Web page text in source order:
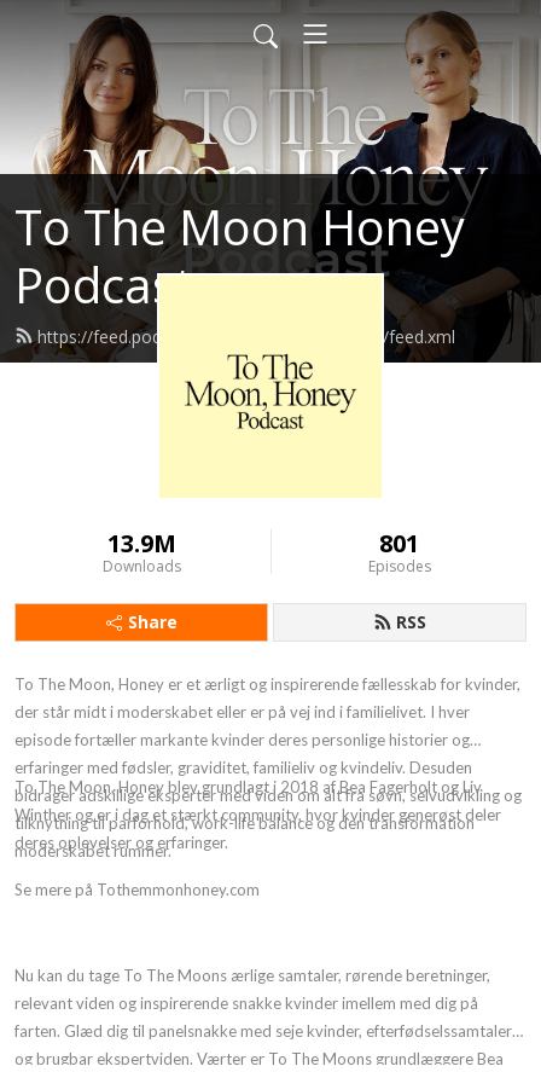
To The Moon Honey
Podcast
https://feed.podbean.com/tothemoonhoney/feed.xml
13.9M
Downloads
801
Episodes
Share RSS
To The Moon, Honey er et ærligt og inspirerende fællesskab for kvinder,
der står midt i moderskabet eller er på vej ind i familielivet. I hver
episode fortæller markante kvinder deres personlige historier og
erfaringer med fødsler, graviditet, familieliv og kvindeliv. Desuden
bidrager adskillige eksperter med viden om alt fra søvn, selvudvikling og
tilknytning til parforhold, work-life balance og den transformation
moderskabet rummer.
To The Moon, Honey blev grundlagt i 2018 af Bea Fagerholt og Liv
Winther og er i dag et stærkt community, hvor kvinder generøst deler
deres oplevelser og erfaringer.
Se mere på Tothemmonhoney.com
Nu kan du tage To The Moons ærlige samtaler, rørende beretninger,
relevant viden og inspirerende snakke kvinder imellem med dig på
farten. Glæd dig til panelsnakke med seje kvinder, efterfødselssamtaler
og brugbar ekspertviden. Værter er To The Moons grundlæggere Bea